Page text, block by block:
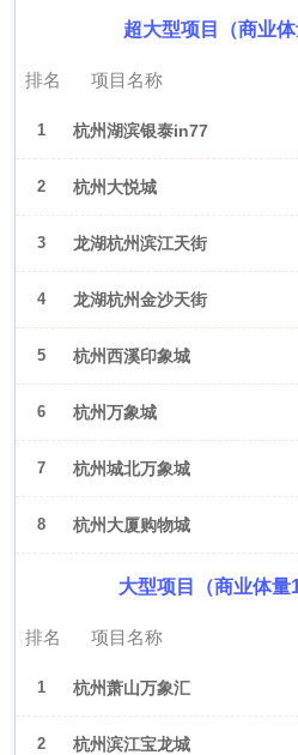
超大型项目（商业体
排名 项目名称
1 杭州湖滨银泰in77
2 杭州大悦城
3 龙湖杭州滨江天街
4 龙湖杭州金沙天街
5 杭州西溪印象城
6 杭州万象城
7 杭州城北万象城
8 杭州大厦购物城
大型项目（商业体量
排名 项目名称
1 杭州萧山万象汇
2 杭州滨江宝龙城